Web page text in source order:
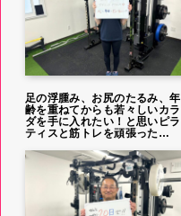
足の浮腫み、お尻のたるみ、年
齢を重ねてからも若々しいカラ
ダを手に入れたい！と思いピラ
ティスと筋トレを頑張った…